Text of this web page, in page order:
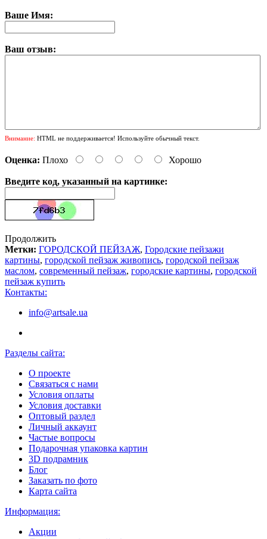
Ваше Имя:
Ваш отзыв:
Внимание: HTML не поддерживается! Используйте обычный текст.
Оценка: Плохо Хорошо
Введите код, указанный на картинке:
Продолжить
Метки: ГОРОДСКОЙ ПЕЙЗАЖ, Городские пейзажи
картины, городской пейзаж живопись, городской пейзаж
маслом, современный пейзаж, городские картины, городской
пейзаж купить
Контакты:
info@artsale.ua
Разделы сайта:
О проекте
Связаться с нами
Условия оплаты
Условия доставки
Оптовый раздел
Личный аккаунт
Частые вопросы
Подарочная упаковка картин
3D подрамник
Блог
Заказать по фото
Карта сайта
Информация:
Акции